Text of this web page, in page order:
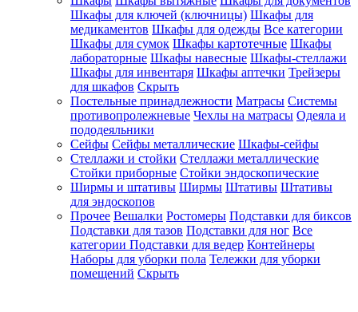
Шкафы для ключей (ключницы) Шкафы для
медикаментов Шкафы для одежды Все категории
Шкафы для сумок Шкафы картотечные Шкафы
лабораторные Шкафы навесные Шкафы-стеллажи
Шкафы для инвентаря Шкафы аптечки Трейзеры
для шкафов Скрыть
Постельные принадлежности Матрасы Системы
противопролежневые Чехлы на матрасы Одеяла и
пододеяльники
Сейфы Сейфы металлические Шкафы-сейфы
Стеллажи и стойки Стеллажи металлические
Стойки приборные Стойки эндоскопические
Ширмы и штативы Ширмы Штативы Штативы
для эндоскопов
Прочее Вешалки Ростомеры Подставки для биксов
Подставки для тазов Подставки для ног Все
категории Подставки для ведер Контейнеры
Наборы для уборки пола Тележки для уборки
помещений Скрыть